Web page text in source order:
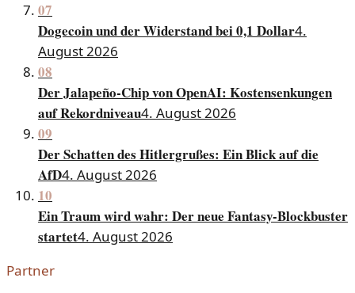
07
Dogecoin und der Widerstand bei 0,1 Dollar4.
August 2026
08
Der Jalapeño-Chip von OpenAI: Kostensenkungen
auf Rekordniveau4. August 2026
09
Der Schatten des Hitlergrußes: Ein Blick auf die
AfD4. August 2026
10
Ein Traum wird wahr: Der neue Fantasy-Blockbuster
startet4. August 2026
Partner